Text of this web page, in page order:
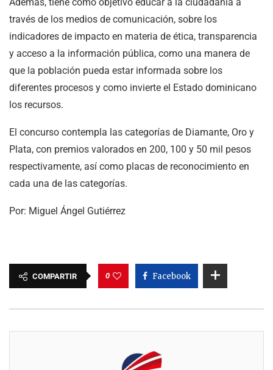
través de los medios de comunicación, sobre los
indicadores de impacto en materia de ética, transparencia
y acceso a la información pública, como una manera de
que la población pueda estar informada sobre los
diferentes procesos y como invierte el Estado dominicano
los recursos.
El concurso contempla las categorías de Diamante, Oro y
Plata, con premios valorados en 200, 100 y 50 mil pesos
respectivamente, así como placas de reconocimiento en
cada una de las categorías.
Por: Miguel Ángel Gutiérrez
COMPARTIR 0 Facebook